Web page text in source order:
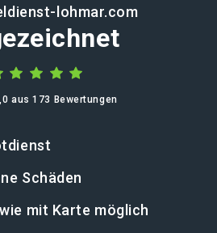
lohmar.com
aus 173 Bewertungen
Schäden
mit Karte möglich